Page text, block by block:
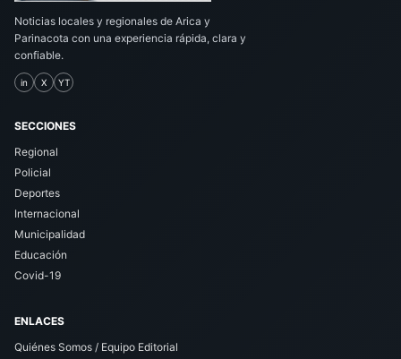
Noticias locales y regionales de Arica y
Parinacota con una experiencia rápida, clara y
confiable.
in X YT
SECCIONES
Regional
Policial
Deportes
Internacional
Municipalidad
Educación
Covid-19
ENLACES
Quiénes Somos / Equipo Editorial